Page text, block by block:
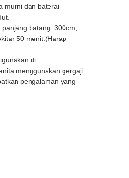
murni dan baterai
batang: 300cm,
50 menit.(Harap
di
menggunakan gergaji
pengalaman yang